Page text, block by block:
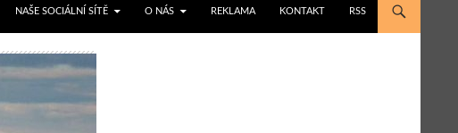
NAŠE SOCIÁLNÍ SÍTĚ O NÁS REKLAMA KONTAKT RSS